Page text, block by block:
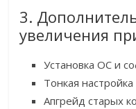
3.
увеличения
Установка ОС и
Тонкая
Апгрейд старых